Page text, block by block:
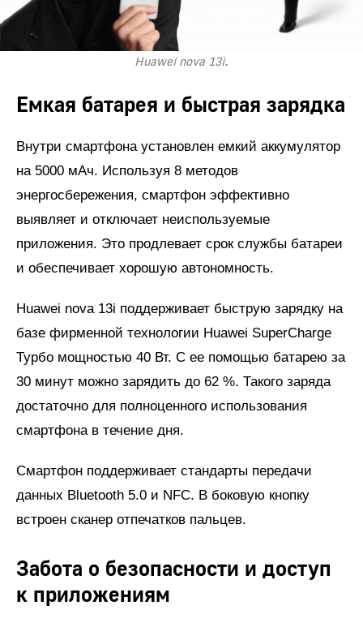
Huawei nova 13i.
Емкая батарея и быстрая зарядка
Внутри смартфона установлен емкий аккумулятор
на 5000 мАч. Используя 8 методов
энергосбережения, смартфон эффективно
выявляет и отключает неиспользуемые
приложения. Это продлевает срок службы батареи
и обеспечивает хорошую автономность.
Huawei nova 13i поддерживает быструю зарядку на
базе фирменной технологии Huawei SuperCharge
Турбо мощностью 40 Вт. С ее помощью батарею за
30 минут можно зарядить до 62 %. Такого заряда
достаточно для полноценного использования
смартфона в течение дня.
Смартфон поддерживает стандарты передачи
данных Bluetooth 5.0 и NFC. В боковую кнопку
встроен сканер отпечатков пальцев.
Забота о безопасности и доступ
к приложениям